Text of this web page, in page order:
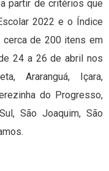
partir de critérios que
2022 e o Índice
cerca de 200 itens em
24 a 26 de abril nos
Araranguá, Içara,
do Progresso,
São Joaquim, São